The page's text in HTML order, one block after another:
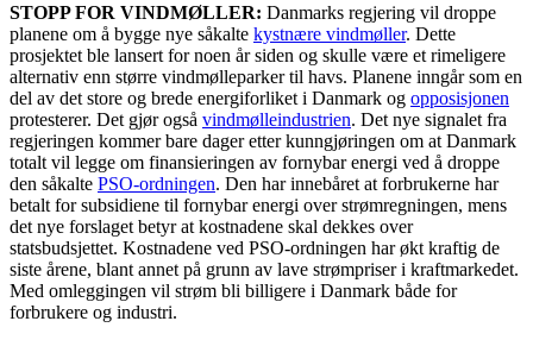
STOPP FOR VINDMØLLER: Danmarks regjering vil droppe
planene om å bygge nye såkalte kystnære vindmøller. Dette
prosjektet ble lansert for noen år siden og skulle være et rimeligere
alternativ enn større vindmølleparker til havs. Planene inngår som en
del av det store og brede energiforliket i Danmark og opposisjonen
protesterer. Det gjør også vindmølleindustrien. Det nye signalet fra
regjeringen kommer bare dager etter kunngjøringen om at Danmark
totalt vil legge om finansieringen av fornybar energi ved å droppe
den såkalte PSO-ordningen. Den har innebåret at forbrukerne har
betalt for subsidiene til fornybar energi over strømregningen, mens
det nye forslaget betyr at kostnadene skal dekkes over
statsbudsjettet. Kostnadene ved PSO-ordningen har økt kraftig de
siste årene, blant annet på grunn av lave strømpriser i kraftmarkedet.
Med omleggingen vil strøm bli billigere i Danmark både for
forbrukere og industri.